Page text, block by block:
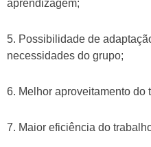
aprendizagem;
5. Possibilidade de
necessidades do grupo;
6. Melhor aproveitamento do
7. Maior eficiência do